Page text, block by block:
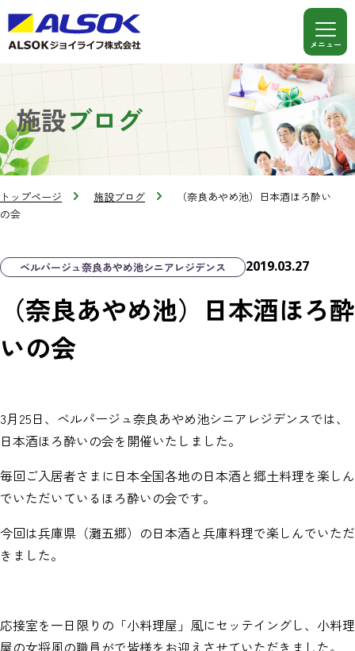
施設ブログ
トップページ 施設ブログ
（奈良あやめ池）日本酒ほろ酔い
の会
ベルパージュ奈良あやめ池シニアレジデンス 2019.03.27
（奈良あやめ池）日本酒ほろ酔
いの会
3月25日、ベルパージュ奈良あやめ池シニアレジデンスでは、
日本酒ほろ酔いの会を開催いたしました。
毎回ご入居者さまに日本全国各地の日本酒と郷土料理を楽しん
でいただいているほろ酔いの会です。
今回は兵庫県（灘五郷）の日本酒と兵庫料理で楽しんでいただ
きました。
応接室を一日限りの「小料理屋」風にセッテイングし、小料理
屋の女将風の職員がで皆様をお迎えさせていただきました。